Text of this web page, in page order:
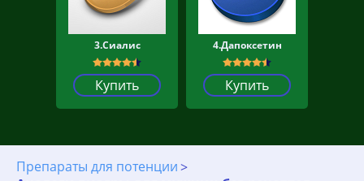
3.Сиалис
Купить
4.Дапоксетин
Купить
Препараты для потенции